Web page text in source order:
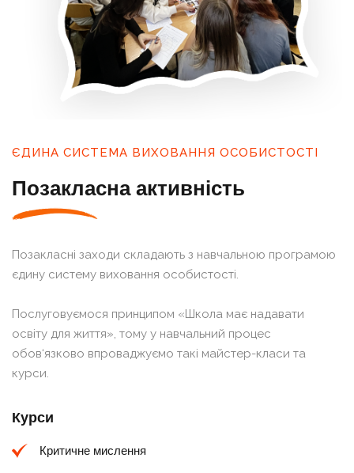
ЄДИНА СИСТЕМА ВИХОВАННЯ ОСОБИСТОСТІ
Позакласна активність
Позакласні заходи складають з навчальною програмою
єдину систему виховання особистості.
Послуговуємося принципом «Школа має надавати
освіту для життя», тому у навчальний процес
обов‘язково впроваджуємо такі майстер-класи та
курси.
Курси
Критичне мислення